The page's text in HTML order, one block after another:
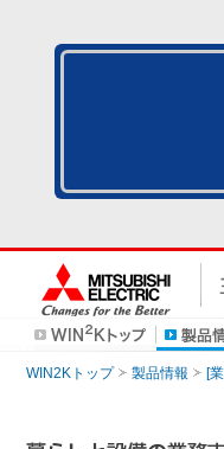
WIN2Kトップ 製品情報 [